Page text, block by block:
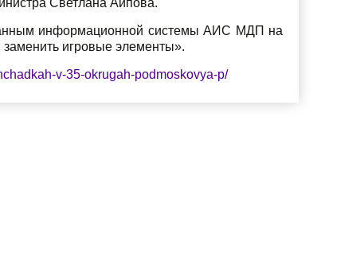
Светлана Аипова.
информационной системы АИС МДП на
игровые элементы».
v-35-okrugah-podmoskovya-p/